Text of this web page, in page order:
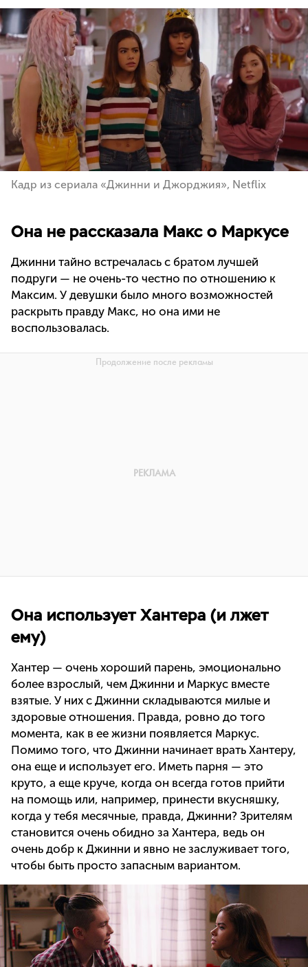
Кадр из сериала «Джинни и Джорджия», Netflix
Она не рассказала Макс о Маркусе
Джинни тайно встречалась с братом лучшей
подруги — не очень-то честно по отношению к
Максим. У девушки было много возможностей
раскрыть правду Макс, но она ими не
воспользовалась.
Она использует Хантера (и лжет
ему)
Хантер — очень хороший парень, эмоционально
более взрослый, чем Джинни и Маркус вместе
взятые. У них с Джинни складываются милые и
здоровые отношения. Правда, ровно до того
момента, как в ее жизни появляется Маркус.
Помимо того, что Джинни начинает врать Хантеру,
она еще и использует его. Иметь парня — это
круто, а еще круче, когда он всегда готов прийти
на помощь или, например, принести вкусняшку,
когда у тебя месячные, правда, Джинни? Зрителям
становится очень обидно за Хантера, ведь он
очень добр к Джинни и явно не заслуживает того,
чтобы быть просто запасным вариантом.